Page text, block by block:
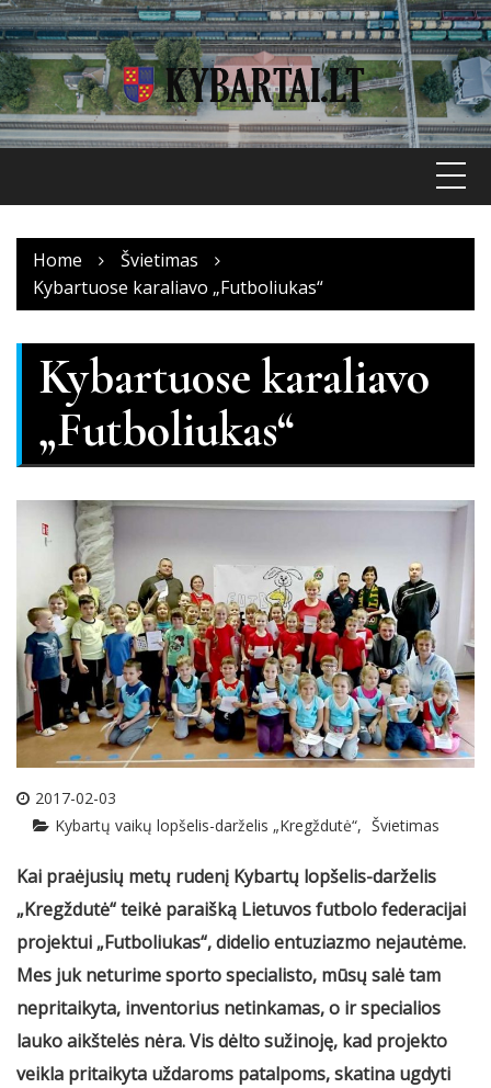
Skip
to
content
Home
Švietimas
Kybartuose karaliavo „Futboliukas“
Kybartuose karaliavo
„Futboliukas“
2017-02-03
Kybartų vaikų lopšelis-darželis „Kregždutė“
Švietimas
Kai praėjusių metų rudenį Kybartų lopšelis-darželis
„Kregždutė“ teikė paraišką Lietuvos futbolo federacijai
projektui „Futboliukas“, didelio entuziazmo nejautėme.
Mes juk neturime sporto specialisto, mūsų salė tam
nepritaikyta, inventorius netinkamas, o ir specialios
lauko aikštelės nėra. Vis dėlto sužinoję, kad projekto
veikla pritaikyta uždaroms patalpoms, skatina ugdyti